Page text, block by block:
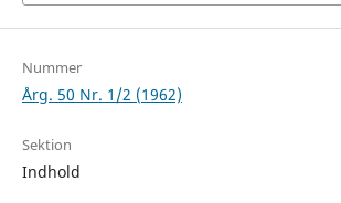
Nummer
Årg. 50 Nr. 1/2 (1962)
Sektion
Indhold